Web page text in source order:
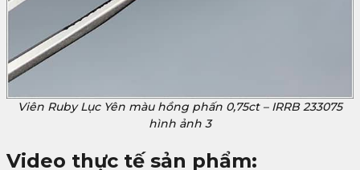
Viên Ruby Lục Yên màu hồng phấn 0,75ct – IRRB 233075
hình ảnh 3
Video thực tế sản phẩm: